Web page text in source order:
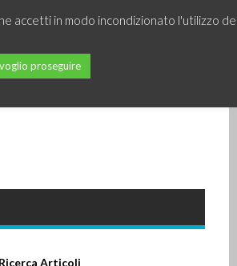
Ricerca Articoli
accetti in modo incondizionato l'utilizzo
proseguire